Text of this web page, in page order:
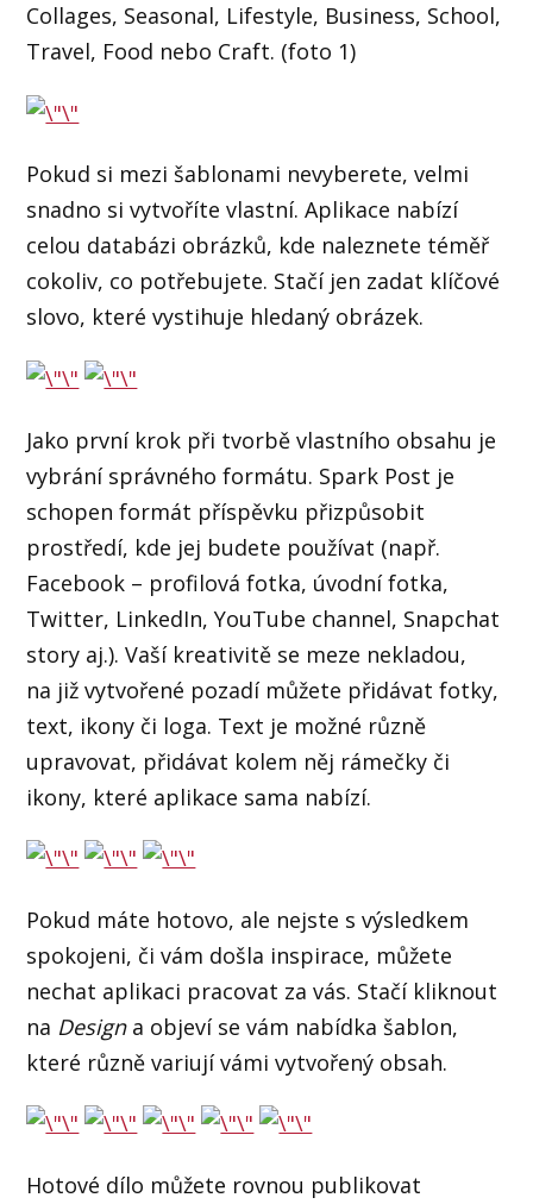
Collages, Seasonal, Lifestyle, Business, School,
Travel, Food nebo Craft. (foto 1)
Pokud si mezi šablonami nevyberete, velmi
snadno si vytvoříte vlastní. Aplikace nabízí
celou databázi obrázků, kde naleznete téměř
cokoliv, co potřebujete. Stačí jen zadat klíčové
slovo, které vystihuje hledaný obrázek.
Jako první krok při tvorbě vlastního obsahu je
vybrání správného formátu. Spark Post je
schopen formát příspěvku přizpůsobit
prostředí, kde jej budete používat (např.
Facebook – profilová fotka, úvodní fotka,
Twitter, LinkedIn, YouTube channel, Snapchat
story aj.). Vaší kreativitě se meze nekladou,
na již vytvořené pozadí můžete přidávat fotky,
text, ikony či loga. Text je možné různě
upravovat, přidávat kolem něj rámečky či
ikony, které aplikace sama nabízí.
Pokud máte hotovo, ale nejste s výsledkem
spokojeni, či vám došla inspirace, můžete
nechat aplikaci pracovat za vás. Stačí kliknout
na Designa objeví se vám nabídka šablon,
které různě variují vámi vytvořený obsah.
Hotové dílo můžete rovnou publikovat